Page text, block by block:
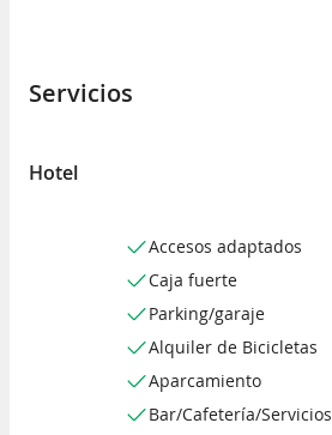
Servicios
Hotel
Accesos adaptados
Caja fuerte
Parking/garaje
Alquiler de Bicicletas
Aparcamiento
Bar/Cafetería/Servicios